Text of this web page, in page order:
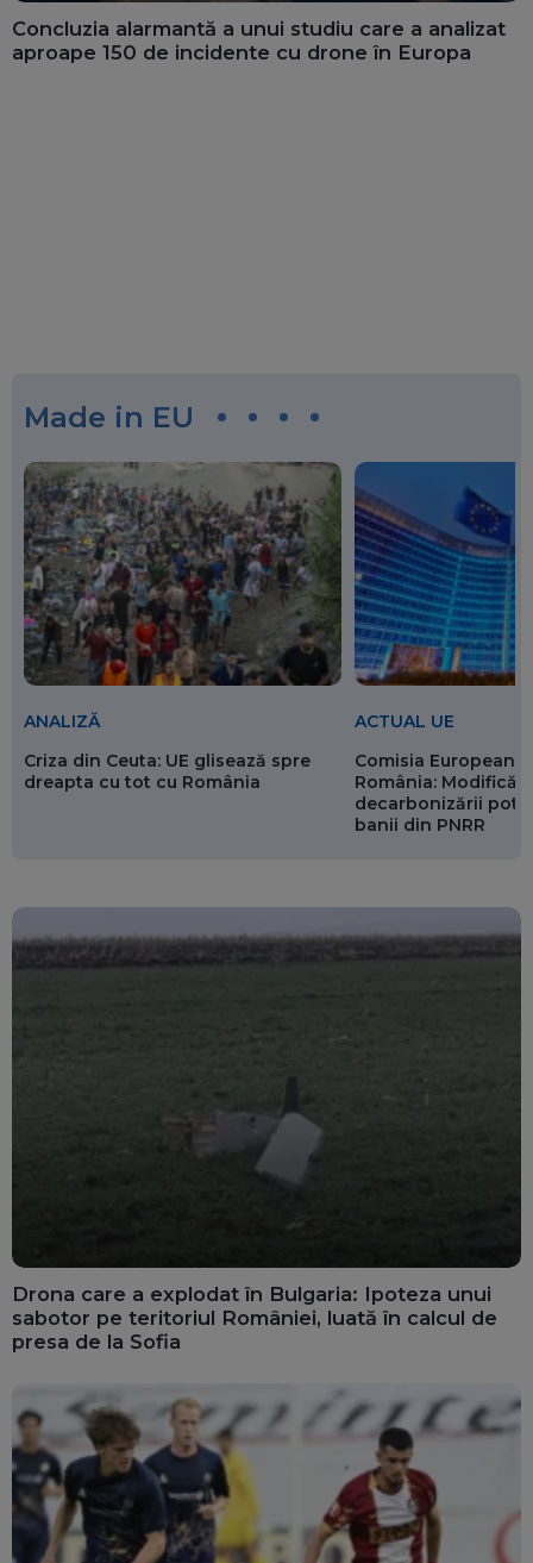
Concluzia alarmantă a unui studiu care a analizat
aproape 150 de incidente cu drone în Europa
Made in EU
ANALIZĂ
Criza din Ceuta: UE glisează spre
dreapta cu tot cu România
ACTUAL UE
Comisia Europeană
România:
decarbonizării pot
banii din PNRR
Drona care a explodat în Bulgaria: Ipoteza unui
sabotor pe teritoriul României, luată în calcul de
presa de la Sofia